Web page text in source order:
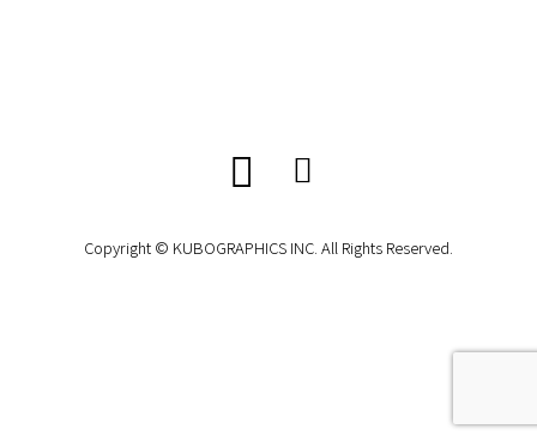
Copyright © KUBOGRAPHICS INC. All Rights Reserved.